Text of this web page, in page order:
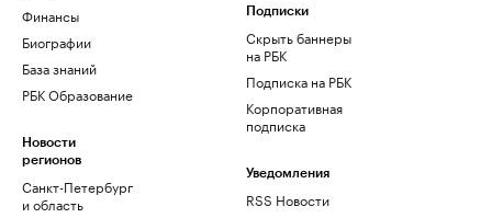
Финансы
Биографии
База знаний
РБК Образование
Новости
регионов
Санкт-Петербург
и область
Подписки
Скрыть баннеры
на РБК
Подписка на РБК
Корпоративная
подписка
Уведомления
RSS Новости